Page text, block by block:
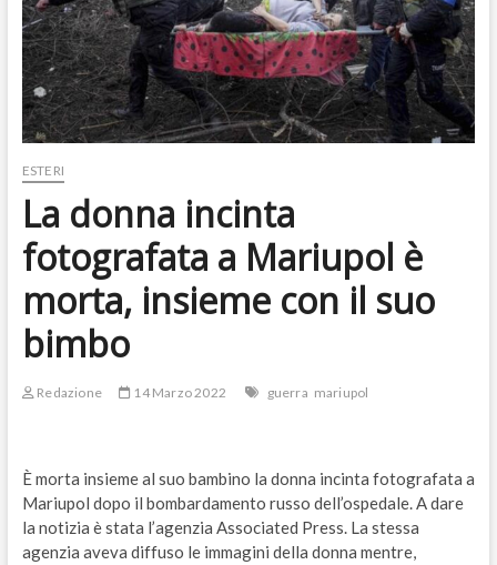
ESTERI
La donna incinta
fotografata a Mariupol è
morta, insieme con il suo
bimbo
Redazione 14 Marzo 2022 guerra mariupol
È morta insieme al suo bambino la donna incinta fotografata a
Mariupol dopo il bombardamento russo dell’ospedale. A dare
la notizia è stata l’agenzia Associated Press. La stessa
agenzia aveva diffuso le immagini della donna mentre,